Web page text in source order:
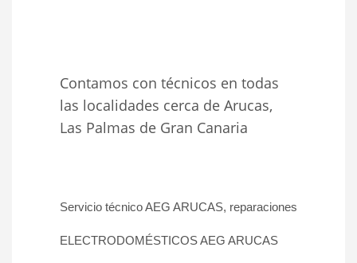
Contamos con técnicos en todas
las localidades cerca de Arucas,
Las Palmas de Gran Canaria
Servicio técnico AEG ARUCAS, reparaciones
ELECTRODOMÉSTICOS AEG ARUCAS